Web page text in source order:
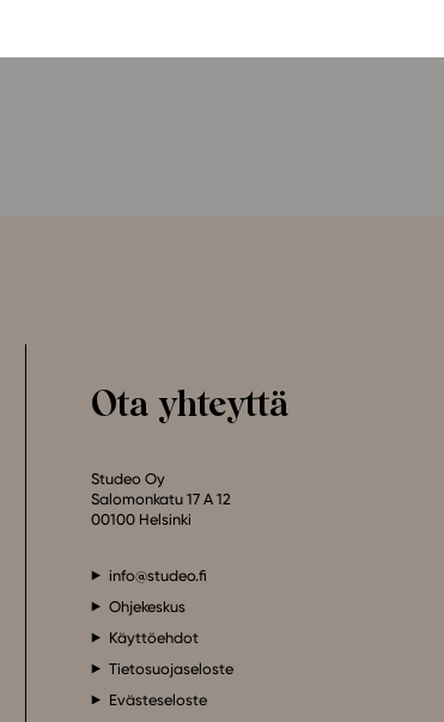
webinaarin jälkeen.
Ota yhteyttä
Studeo Oy
Salomonkatu 17 A 12
00100 Helsinki
info@studeo.fi
Ohjekeskus
Käyttöehdot
Tietosuojaseloste
Evästeseloste